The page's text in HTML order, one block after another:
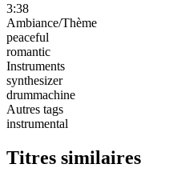
3:38
Ambiance/Thème
peaceful
romantic
Instruments
synthesizer
drummachine
Autres tags
instrumental
Titres similaires